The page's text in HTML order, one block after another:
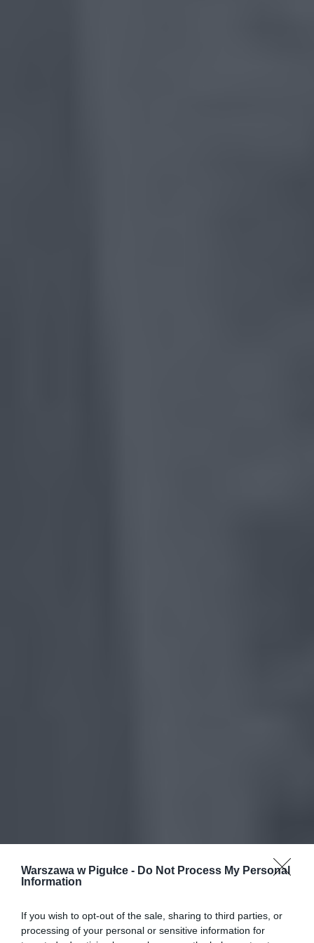
Warszawa w Pigułce - Do Not Process My Personal
Information
If you wish to opt-out of the sale, sharing to third parties, or
processing of your personal or sensitive information for